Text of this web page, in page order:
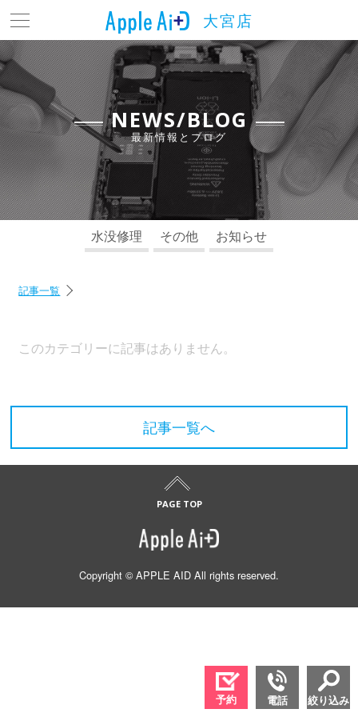
トップ
最新情報とブログ
料金表
よくある質問
店舗情報
アクセス
大宮店
NEWS/BLOG
最新情報とブログ
水没修理 その他 お知らせ
記事一覧
このカテゴリーに記事はありません。
記事一覧へ
予約 電話 絞り込み
Copyright © APPLE AID All rights reserved.